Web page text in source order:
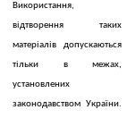
Використання,
відтворення таких
матеріалів допускаються
тільки в межах,
установлених
законодавством України.